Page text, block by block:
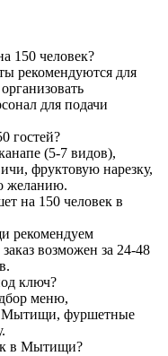
150 человек?
рекомендуются для
для подачи
гостей?
(5-7 видов),
фруктовую нарезку,
желанию.
на 150 человек в
рекомендуем
возможен за 24-48
ключ?
меню,
Мытищи, фуршетные
в Мытищи?